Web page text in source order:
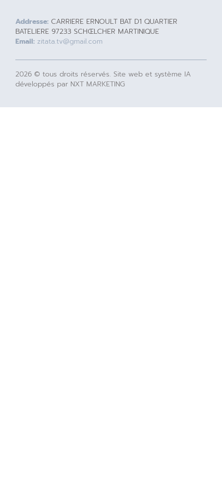
Addresse: CARRIERE ERNOULT BAT D1 QUARTIER
BATELIERE 97233 SCHŒLCHER MARTINIQUE
Email: zitata.tv@gmail.com
2026 © tous droits réservés. Site web et système IA
développés par NXT MARKETING